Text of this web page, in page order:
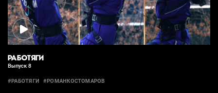
РАБОТЯГИ
Выпуск 8
#РАБОТЯГИ #РОМАНКОСТОМАРОВ